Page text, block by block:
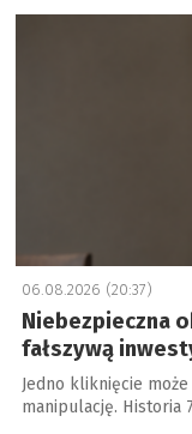
a
06.08.2026 (20:37)
Niebezpieczna
fałszywą
Jedno kliknięcie
manipulację. Historia